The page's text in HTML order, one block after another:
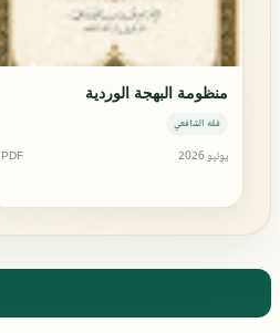
منظومة البهجة الوردية
فقه الشافعي
يوليو 2026 PDF